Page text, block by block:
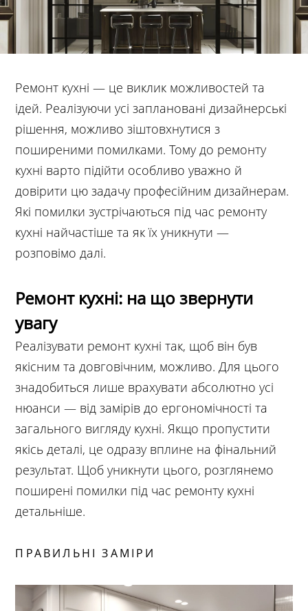
Ремонт кухні — це виклик можливостей та
ідей. Реалізуючи усі заплановані дизайнерські
рішення, можливо зіштовхнутися з
поширеними помилками. Тому до ремонту
кухні варто підійти особливо уважно й
довірити цю задачу професійним дизайнерам.
Які помилки зустрічаються під час ремонту
кухні найчастіше та як їх уникнути —
розповімо далі.
Ремонт кухні: на що звернути
увагу
Реалізувати ремонт кухні так, щоб він був
якісним та довговічним, можливо. Для цього
знадобиться лише врахувати абсолютно усі
нюанси — від замірів до ергономічності та
загального вигляду кухні. Якщо пропустити
якісь деталі, це одразу вплине на фінальний
результат. Щоб уникнути цього, розглянемо
поширені помилки під час ремонту кухні
детальніше.
ПРАВИЛЬНІ ЗАМІРИ